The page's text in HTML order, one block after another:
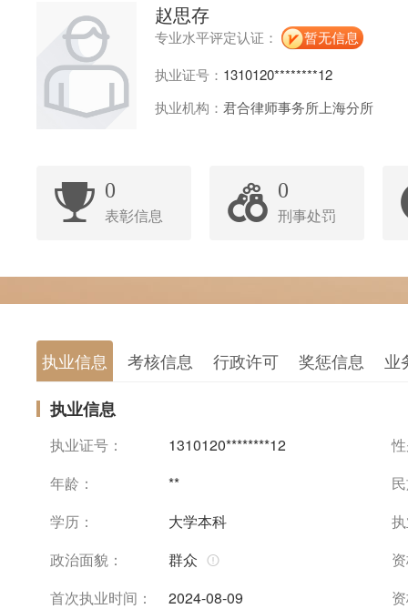
赵思存
专业水平评定认证：
暂无信息
执业证号： 1310120********12
执业机构： 君合律师事务所上海分所
0
表彰信息
0
刑事处罚
执业信息 考核信息 行政许可 奖惩信息 业
执业信息
执业证号： 1310120********12
年龄：
**
学历：
大学本科
政治面貌：
群众
首次执业时间：
2024-08-09